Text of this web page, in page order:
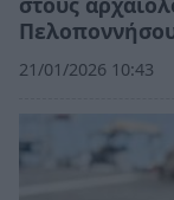
21/01/2026 10:43